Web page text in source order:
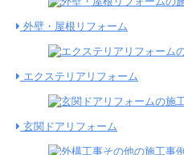
外壁・屋根リフォーム
エクステリアリフォーム
玄関ドアリフォーム